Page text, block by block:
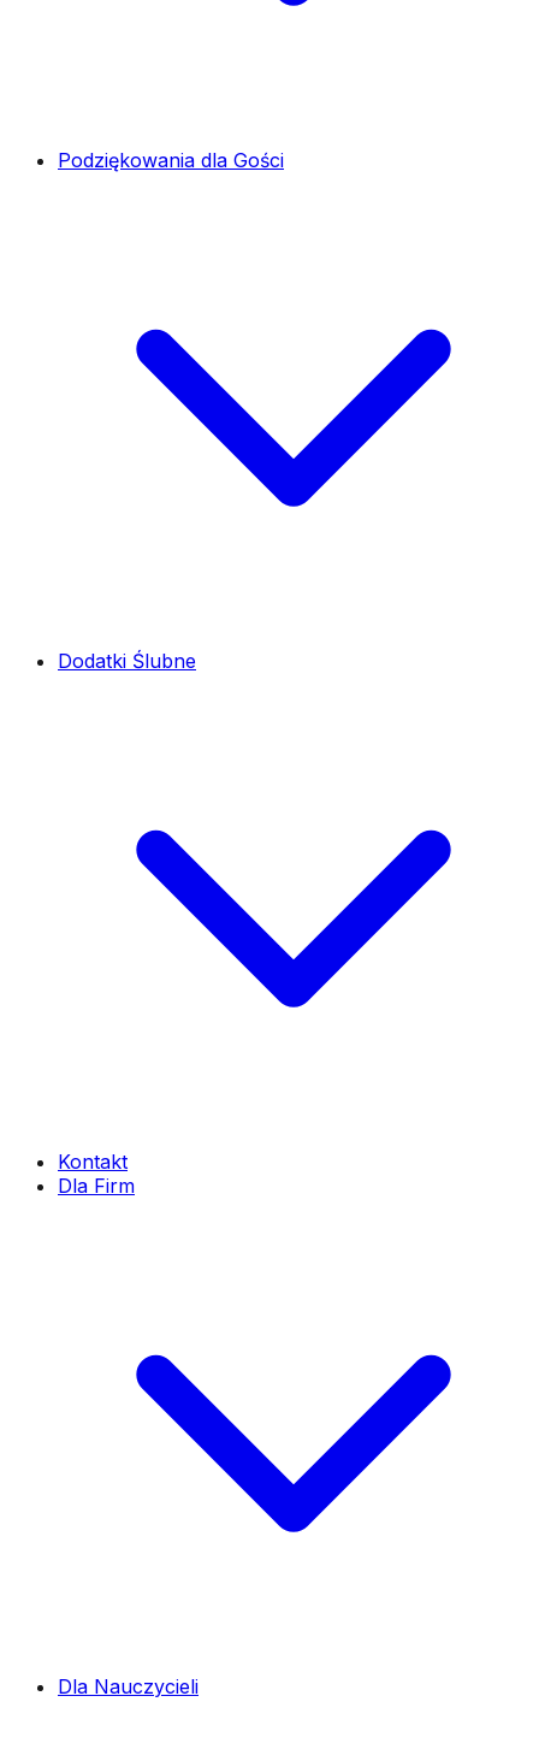
Podziękowania dla Gości
Dodatki Ślubne
Kontakt
Dla Firm
Dla Nauczycieli